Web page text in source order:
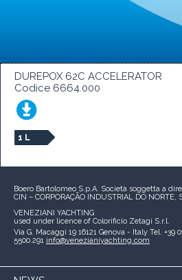
DUREPOX 62C ACCELERATOR
Codice 6664.000
1 L
Boero Bartolomeo S.p.A. Società soggetta a
CIN – CORPORAÇÃO INDUSTRIAL DO NORTE,
VENEZIANI YACHTING
used under licence of Colorificio Zetagi S.r.l.
Via G. Macaggi 19 16121 Genova - Italy Tel. +39
5500.291 info@venezianiyachting.com